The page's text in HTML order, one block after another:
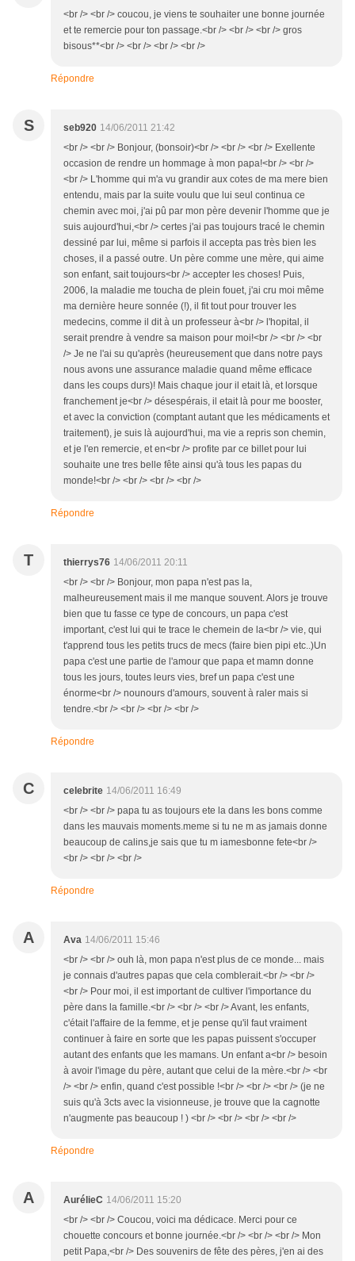
<br /> <br /> coucou, je viens te souhaiter une bonne journée
et te remercie pour ton passage.<br /> <br /> <br /> gros
bisous**<br /> <br /> <br /> <br />
Répondre
S seb920 14/06/2011 21:42
<br /> <br /> Bonjour, (bonsoir)<br /> <br /> <br /> Exellente
occasion de rendre un hommage à mon papa!<br /> <br />
<br /> L'homme qui m'a vu grandir aux cotes de ma mere bien
entendu, mais par la suite voulu que lui seul continua ce
chemin avec moi, j'ai pû par mon père devenir l'homme que je
suis aujourd'hui,<br /> certes j'ai pas toujours tracé le chemin
dessiné par lui, même si parfois il accepta pas très bien les
choses, il a passé outre. Un père comme une mère, qui aime
son enfant, sait toujours<br /> accepter les choses! Puis,
2006, la maladie me toucha de plein fouet, j'ai cru moi même
ma dernière heure sonnée (!), il fit tout pour trouver les
medecins, comme il dit à un professeur à<br /> l'hopital, il
serait prendre à vendre sa maison pour moi!<br /> <br /> <br
/> Je ne l'ai su qu'après (heureusement que dans notre pays
nous avons une assurance maladie quand même efficace
dans les coups durs)! Mais chaque jour il etait là, et lorsque
franchement je<br /> désespérais, il etait là pour me booster,
et avec la conviction (comptant autant que les médicaments et
traitement), je suis là aujourd'hui, ma vie a repris son chemin,
et je l'en remercie, et en<br /> profite par ce billet pour lui
souhaite une tres belle fête ainsi qu'à tous les papas du
monde!<br /> <br /> <br /> <br />
Répondre
T thierrys76 14/06/2011 20:11
<br /> <br /> Bonjour, mon papa n'est pas la,
malheureusement mais il me manque souvent. Alors je trouve
bien que tu fasse ce type de concours, un papa c'est
important, c'est lui qui te trace le chemein de la<br /> vie, qui
t'apprend tous les petits trucs de mecs (faire bien pipi etc..)Un
papa c'est une partie de l'amour que papa et mamn donne
tous les jours, toutes leurs vies, bref un papa c'est une
énorme<br /> nounours d'amours, souvent à raler mais si
tendre.<br /> <br /> <br /> <br />
Répondre
C celebrite 14/06/2011 16:49
<br /> <br /> papa tu as toujours ete la dans les bons comme
dans les mauvais moments.meme si tu ne m as jamais donne
beaucoup de calins,je sais que tu m iamesbonne fete<br />
<br /> <br /> <br />
Répondre
A Ava 14/06/2011 15:46
<br /> <br /> ouh là, mon papa n'est plus de ce monde... mais
je connais d'autres papas que cela comblerait.<br /> <br />
<br /> Pour moi, il est important de cultiver l'importance du
père dans la famille.<br /> <br /> <br /> Avant, les enfants,
c'était l'affaire de la femme, et je pense qu'il faut vraiment
continuer à faire en sorte que les papas puissent s'occuper
autant des enfants que les mamans. Un enfant a<br /> besoin
à avoir l'image du père, autant que celui de la mère.<br /> <br
/> <br /> enfin, quand c'est possible !<br /> <br /> <br /> (je ne
suis qu'à 3cts avec la visionneuse, je trouve que la cagnotte
n'augmente pas beaucoup ! ) <br /> <br /> <br /> <br />
Répondre
A AurélieC 14/06/2011 15:20
<br /> <br /> Coucou, voici ma dédicace. Merci pour ce
chouette concours et bonne journée.<br /> <br /> <br /> Mon
petit Papa,<br /> Des souvenirs de fête des pères, j'en ai des